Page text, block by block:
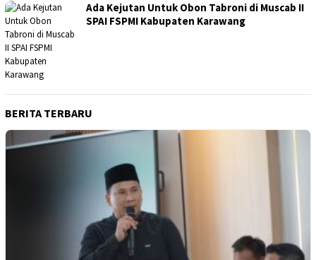
Ada Kejutan Untuk Obon Tabroni di Muscab II
SPAI FSPMI Kabupaten Karawang
BERITA TERBARU